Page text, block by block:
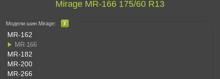
Mirage MR-166 175/60 R13
Модели шин Mirage:
MR-162
MR-166
MR-182
MR-200
MR-266